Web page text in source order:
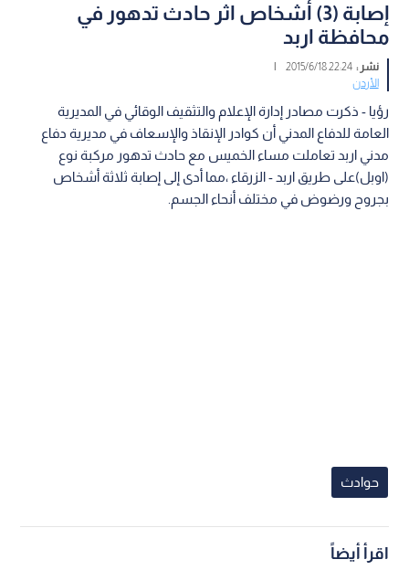
إصابة (3) أشخاص اثر حادث تدهور في
محافظة اربد
نشر :22:24 2015/6/18
|
الأردن
رؤيا - ذكرت مصادر إدارة الإعلام والتثقيف الوقائي في المديرية
العامة للدفاع المدني أن كوادر الإنقاذ والإسعاف في مديرية دفاع
مدني اربد تعاملت مساء الخميس مع حادث تدهور مركبة نوع
(اوبل)على طريق اربد - الزرقاء ،مما أدى إلى إصابة ثلاثة أشخاص
بجروح ورضوض في مختلف أنحاء الجسم.
حوادث
اقرأ أيضاً